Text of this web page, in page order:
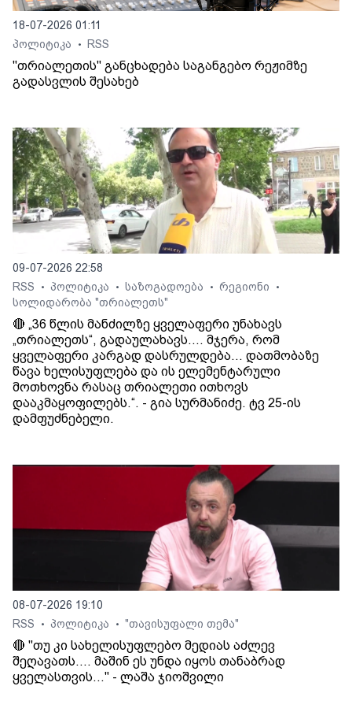
18-07-2026 01:11
პოლიტიკა
• RSS
"თრიალეთის" განცხადება საგანგებო რეჟიმზე
გადასვლის შესახებ
09-07-2026 22:58
RSS
• პოლიტიკა • საზოგადოება • რეგიონი •
სოლიდარობა "თრიალეთს"
🔴 „36 წლის მანძილზე ყველაფერი უნახავს
„თრიალეთს“, გადაულახავს.... მჯერა, რომ
ყველაფერი კარგად დასრულდება... დათმობაზე
წავა ხელისუფლება და ის ელემენტარული
მოთხოვნა რასაც თრიალეთი ითხოვს
დააკმაყოფილებს.“. - გია სურმანიძე. ტვ 25-ის
დამფუძნებელი.
08-07-2026 19:10
RSS
• პოლიტიკა • "თავისუფალი თემა"
🔴 "თუ კი სახელისუფლებო მედიას აძლევ
შეღავათს.... მაშინ ეს უნდა იყოს თანაბრად
ყველასთვის..." - ლაშა ჯიოშვილი